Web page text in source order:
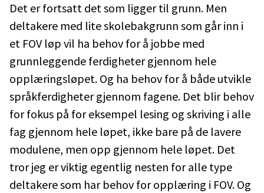
Det er fortsatt det som ligger til grunn. Men
deltakere med lite skolebakgrunn som går inn i
et FOV løp vil ha behov for å jobbe med
grunnleggende ferdigheter gjennom hele
opplæringsløpet. Og ha behov for å både utvikle
språkferdigheter gjennom fagene. Det blir behov
for fokus på for eksempel lesing og skriving i alle
fag gjennom hele løpet, ikke bare på de lavere
modulene, men opp gjennom hele løpet. Det
tror jeg er viktig egentlig nesten for alle type
deltakere som har behov for opplæring i FOV. Og